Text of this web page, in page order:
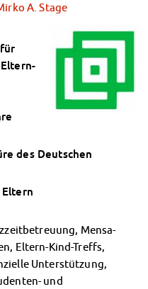
A. Stage
des Deutschen
Mensa-
Eltern-Kind-Treffs,
Unterstützung,
und